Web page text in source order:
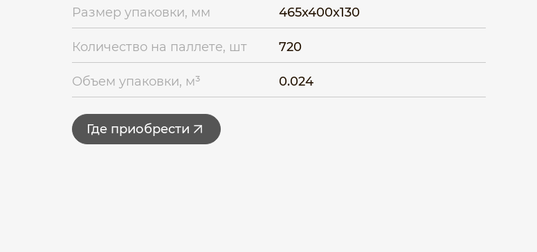
Размер упаковки, мм 465x400x130
Количество на паллете, шт 720
Объем упаковки, м³ 0.024
Где приобрести